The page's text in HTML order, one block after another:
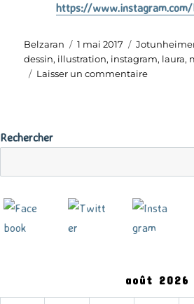
https://
Auteur
Belzaran
Publié
le
1 mai 2017 Catégories
dessin, illustration, instagram, laura,
Laisser un commentairesur
Rechercher
août 2026